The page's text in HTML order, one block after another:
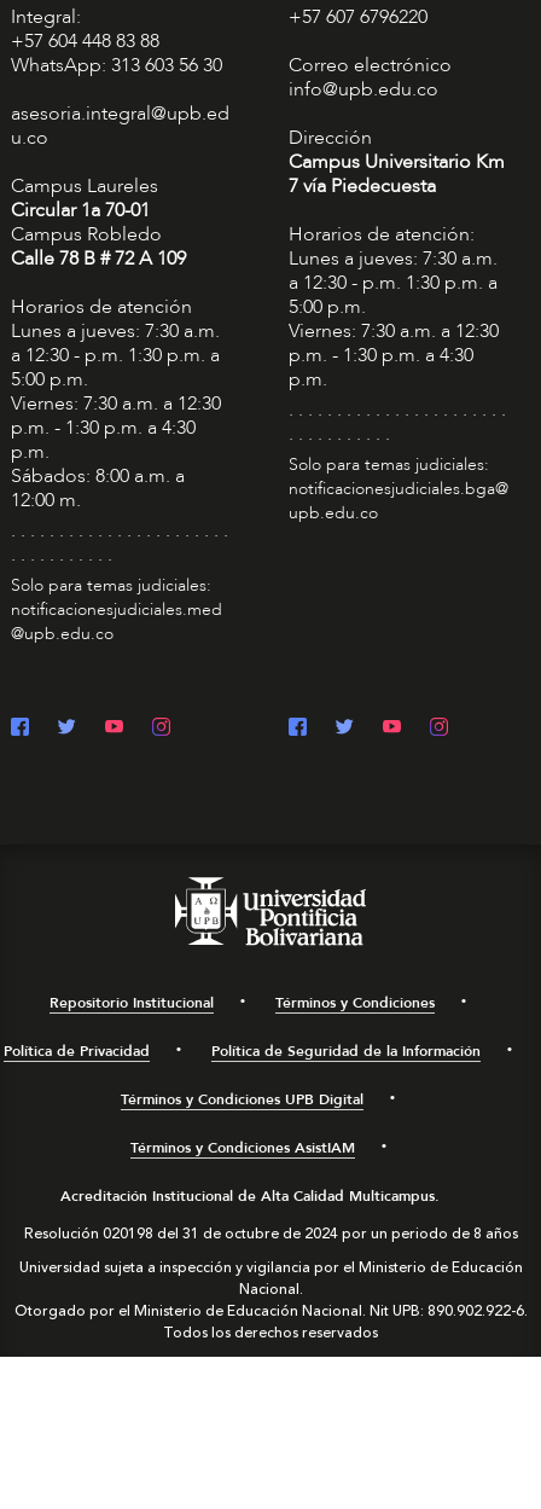
Integral:
+57 604 448 83 88
WhatsApp: 313 603 56 30
asesoria.integral@upb.ed
u.co
Campus Laureles
Circular 1a 70-01
Campus Robledo
Calle 78 B # 72 A 109
Horarios de atención
Lunes a jueves: 7:30 a.m.
a 12:30 - p.m. 1:30 p.m. a
5:00 p.m.
Viernes: 7:30 a.m. a 12:30
p.m. - 1:30 p.m. a 4:30
p.m.
Sábados: 8:00 a.m. a
12:00 m.
. . . . . . . . . . . . . . . . . . . . . . .
. . . . . . . . . . .
Solo para temas judiciales:
notificacionesjudiciales.med
@upb.edu.co
+57 607 6796220
Correo electrónico
info@upb.edu.co
Dirección
Campus Universitario Km
7 vía Piedecuesta
Horarios de atención:
Lunes a jueves: 7:30 a.m.
a 12:30 - p.m. 1:30 p.m. a
5:00 p.m.
Viernes: 7:30 a.m. a 12:30
p.m. - 1:30 p.m. a 4:30
p.m.
. . . . . . . . . . . . . . . . . . . . . . .
. . . . . . . . . . .
Solo para temas judiciales:
notificacionesjudiciales.bga@
upb.edu.co
Repositorio Institucional Términos y Condiciones
Política de Privacidad Política de Seguridad de la Información
Términos y Condiciones UPB Digital
Términos y Condiciones AsistIAM
Acreditación Institucional de Alta Calidad Multicampus.
Resolución 020198 del 31 de octubre de 2024 por un periodo de 8 años
Universidad sujeta a inspección y vigilancia por el Ministerio de Educación
Nacional.
Otorgado por el Ministerio de Educación Nacional. Nit UPB: 890.902.922-6.
Todos los derechos reservados